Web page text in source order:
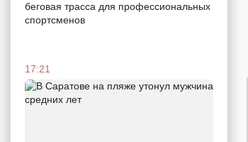
беговая трасса для профессиональных
спортсменов
17:21